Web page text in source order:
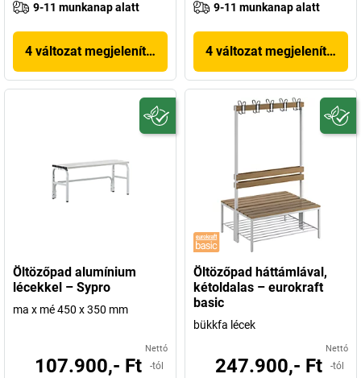
9-11 munkanap alatt
4 változat megjelenítése
9-11 munkanap alatt
4 változat megjelenítése
Öltözőpad alumínium
lécekkel – Sypro
ma x mé 450 x 350 mm
Nettó
107.900,- Ft -tól
Öltözőpad háttámlával,
kétoldalas – eurokraft
basic
bükkfa lécek
Nettó
247.900,- Ft -tól